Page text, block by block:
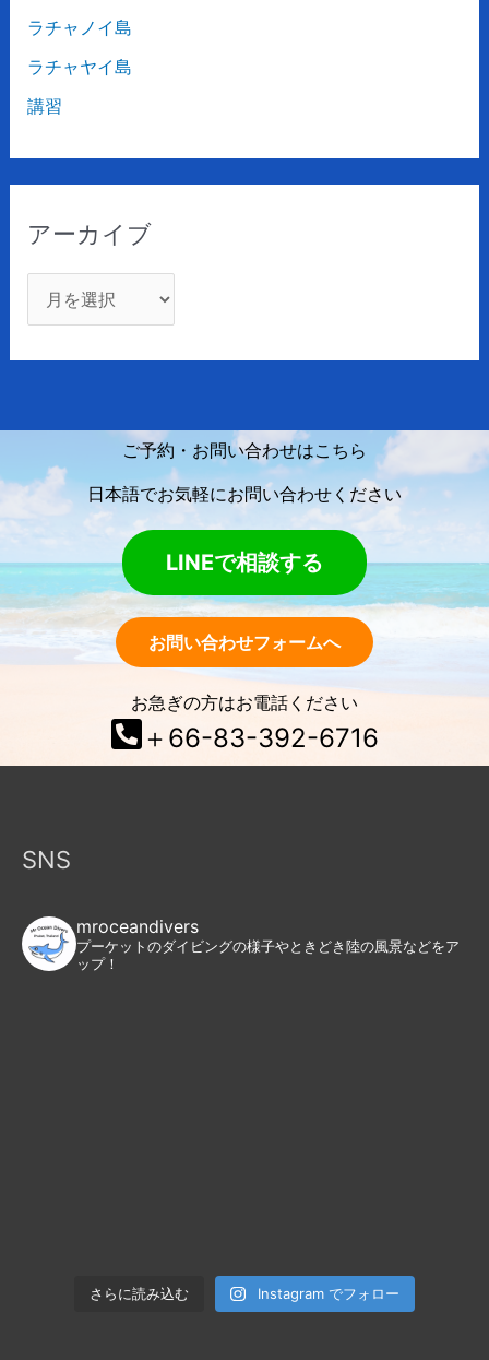
ラチャノイ島
ラチャヤイ島
講習
アーカイブ
ご予約・お問い合わせはこちら
日本語でお気軽にお問い合わせください
LINEで相談する
お問い合わせフォームへ
お急ぎの方はお電話ください
＋66-83-392-6716
SNS
mroceandivers
プーケットのダイビングの様子やときどき陸の風景などをア
ップ！
さらに読み込む Instagram でフォロー